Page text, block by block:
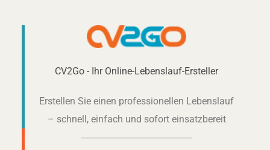
CV2Go - Ihr Online-Lebenslauf-Ersteller
Erstellen Sie einen professionellen Lebenslauf
– schnell, einfach und sofort einsatzbereit